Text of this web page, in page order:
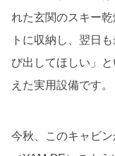
れた玄関のスキー
トに収納し、翌日
び出してほしい」
えた実用設備です。
今秋、このキャビ